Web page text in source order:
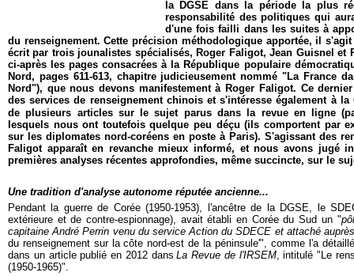
la DGSE dans la période la plus
responsabilité des politiques qui
d'une fois failli dans les suites à
du renseignement. Cette précision méthodologique apportée, il
écrit par trois jounalistes spécialisés, Roger Faligot, Jean Guisnel et
ci-après les pages consacrées à la République populaire
Nord, pages 611-613, chapitre judicieusement nommé "La France
Nord"), que nous devons manifestement à Roger Faligot. Ce
des services de renseignement chinois et s'intéresse également à
de plusieurs articles sur le sujet parus dans la revue en ligne
lesquels nous ont toutefois quelque peu déçu (ils comportent par
sur les diplomates nord-coréens en poste à Paris). S'agissant des
Faligot apparaît en revanche mieux informé, et nous avons jugé
premières analyses récentes approfondies, même succincte, sur le
Une tradition d'analyse autonome réputée ancienne...
Pendant la guerre de Corée (1950-1953), l'ancêtre de la DGSE, le
extérieure et de contre-espionnage), avait établi en Corée du Sud un "
capitaine André Perrin venu du service Action du SDECE et attaché
du renseignement sur la côte nord-est de la péninsule'", comme l'a
dans un article publié en 2012 dans La Revue de l'IRSEM, intitulé "Le
(1950-1965)".